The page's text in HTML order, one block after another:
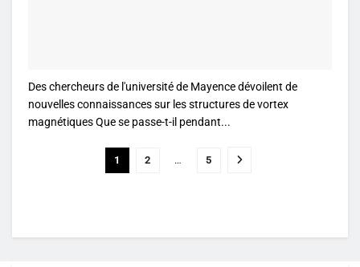
Des chercheurs de l'université de Mayence dévoilent de
nouvelles connaissances sur les structures de vortex
magnétiques Que se passe-t-il pendant...
1 2 … 5